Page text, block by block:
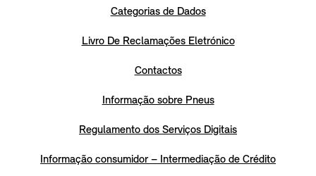
Categorias de Dados
Livro De Reclamações Eletrónico
Contactos
Informação sobre Pneus
Regulamento dos Serviços Digitais
Informação consumidor – Intermediação de Crédito